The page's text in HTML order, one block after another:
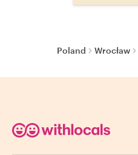
Poland Wrocław